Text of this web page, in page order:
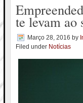
te levam ao
Março 28, 2016 by
Filed under Notícias